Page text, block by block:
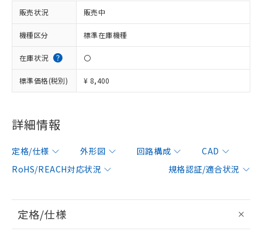
販売状況 販売中
機種区分 標準在庫機種
在庫状況 〇
標準価格(税別) ¥ 8,400
詳細情報
定格/仕様 外形図 回路構成
CAD
RoHS/REACH対応状況
規格認証/適合状況
定格/仕様